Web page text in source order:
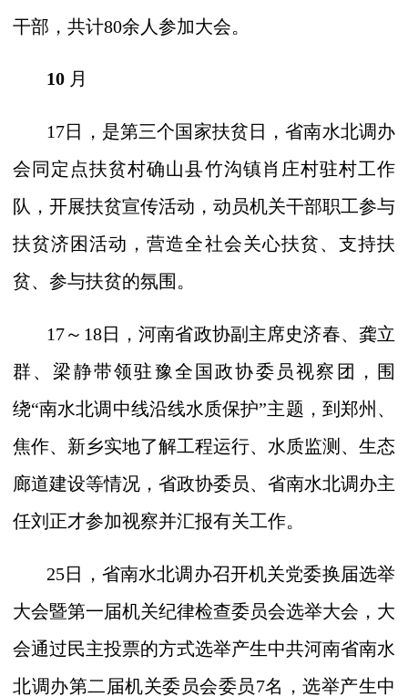
干部，共计80余人参加大会。
10 月
17日，是第三个国家扶贫日，省南水北调办
会同定点扶贫村确山县竹沟镇肖庄村驻村工作
队，开展扶贫宣传活动，动员机关干部职工参与
扶贫济困活动，营造全社会关心扶贫、支持扶
贫、参与扶贫的氛围。
17～ 18日，河南省政协副主席史济春、龚立
群、梁静带领驻豫全国政协委员视察团，围
绕“南水北调中线沿线水质保护”主题，到郑州、
焦作、新乡实地了解工程运行、水质监测、生态
廊道建设等情况，省政协委员、省南水北调办主
任刘正才参加视察并汇报有关工作。
25日，省南水北调办召开机关党委换届选举
大会暨第一届机关纪律检查委员会选举大会，大
会通过民主投票的方式选举产生中共河南省南水
北调办第二届机关委员会委员7名，选举产生中